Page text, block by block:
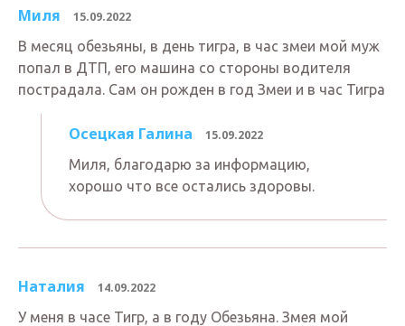
Миля 15.09.2022
В месяц обезьяны, в день тигра, в час змеи мой муж
попал в ДТП, его машина со стороны водителя
пострадала. Сам он рожден в год Змеи и в час Тигра
Осецкая Галина 15.09.2022
Миля, благодарю за информацию,
хорошо что все остались здоровы.
Наталия 14.09.2022
У меня в часе Тигр, а в году Обезьяна. Змея мой